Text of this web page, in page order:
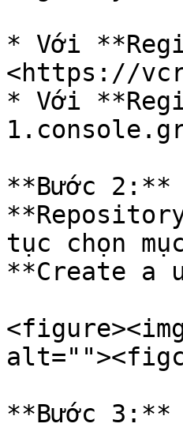
* Với
<https://
* Với
**Bước 2:**
tục chọn
**Create a
**Bước 3:**